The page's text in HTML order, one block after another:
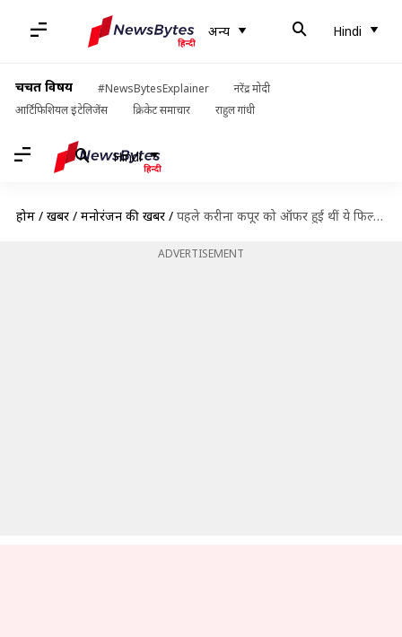
अन्य Hindi
चर्चित विषय #NewsBytesExplainer
नरेंद्र मोदी
आर्टिफिशियल इंटेलिजेंस
क्रिकेट समाचार राहुल गांधी
Hindi
होम / खबरें / मनोरंजन की खबरें / पहले करीना कपूर को ऑफर हुई थीं ये फिल्में, लेकिन उन्होंने ठुकरा दिया ऑफर
ADVERTISEMENT